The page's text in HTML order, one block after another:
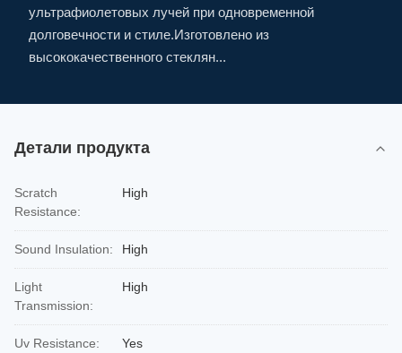
ультрафиолетовых лучей при одновременной
долговечности и стиле.Изготовлено из
высококачественного стеклян...
Детали продукта
Scratch
Resistance:
High
Sound Insulation: High
Light
Transmission:
High
Uv Resistance: Yes